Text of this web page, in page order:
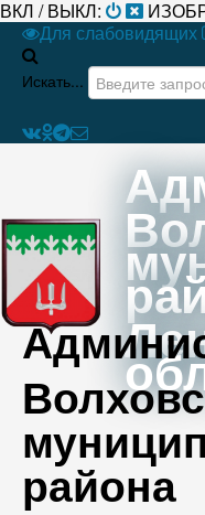
ВКЛ / ВЫКЛ:
Для слабовидящих
Искать...
района